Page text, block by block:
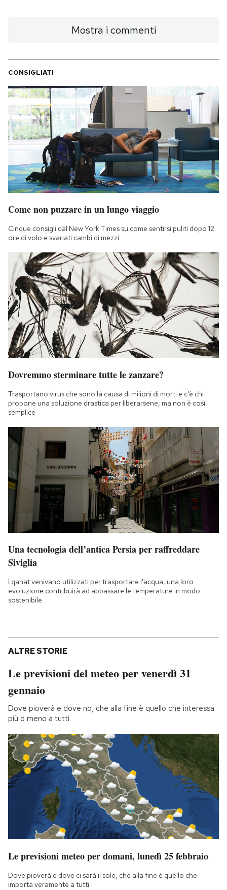
Mostra i commenti
CONSIGLIATI
Come non puzzare in un lungo viaggio
Cinque consigli dal New York Times su come sentirsi puliti dopo 12
ore di volo e svariati cambi di mezzi
Dovremmo sterminare tutte le zanzare?
Trasportano virus che sono la causa di milioni di morti e c'è chi
propone una soluzione drastica per liberarsene, ma non è così
semplice
Una tecnologia dell’antica Persia per raffreddare
Siviglia
I qanat venivano utilizzati per trasportare l'acqua, una loro
evoluzione contribuirà ad abbassare le temperature in modo
sostenibile
ALTRE STORIE
Le previsioni del meteo per venerdì 31
gennaio
Dove pioverà e dove no, che alla fine è quello che interessa
più o meno a tutti
Le previsioni meteo per domani, lunedì 25 febbraio
Dove pioverà e dove ci sarà il sole, che alla fine è quello che
importa veramente a tutti